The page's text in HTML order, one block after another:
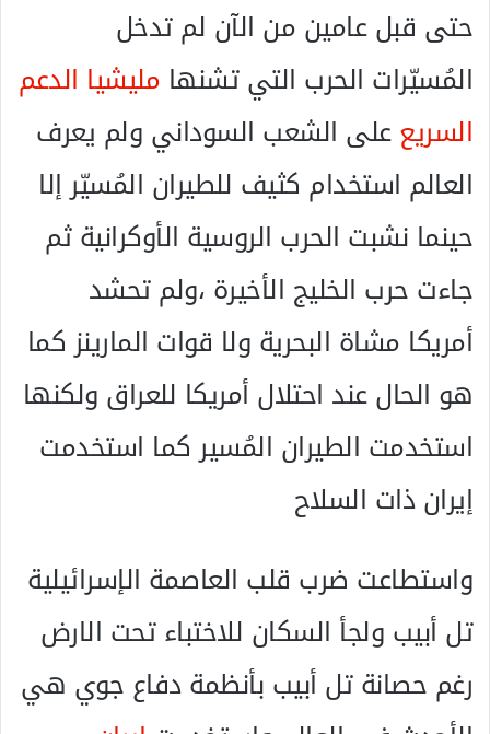
حتى قبل عامين من الآن لم تدخل
المُسيّرات الحرب التي تشنها مليشيا الدعم
السريععلى الشعب السوداني ولم يعرف
العالم استخدام كثيف للطيران المُسيّر إلا
حينما نشبت الحرب الروسية الأوكرانية ثم
جاءت حرب الخليج الأخيرة ،ولم تحشد
أمريكا مشاة البحرية ولا قوات المارينز كما
هو الحال عند احتلال أمريكا للعراق ولكنها
استخدمت الطيران المُسير كما استخدمت
إيران ذات السلاح
واستطاعت ضرب قلب العاصمة الإسرائيلية
تل أبيب ولجأ السكان للاختباء تحت الارض
رغم حصانة تل أبيب بأنظمة دفاع جوي هي